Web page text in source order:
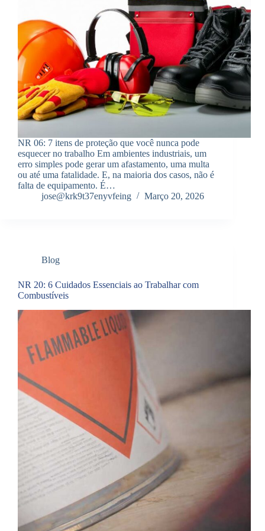
NR 06: 7 itens de proteção que você nunca pode
esquecer no trabalho Em ambientes industriais, um
erro simples pode gerar um afastamento, uma multa
ou até uma fatalidade. E, na maioria dos casos, não é
falta de equipamento. É…
jose@krk9t37enyvfeing
Março 20, 2026
Blog
NR 20: 6 Cuidados Essenciais ao Trabalhar com
Combustíveis